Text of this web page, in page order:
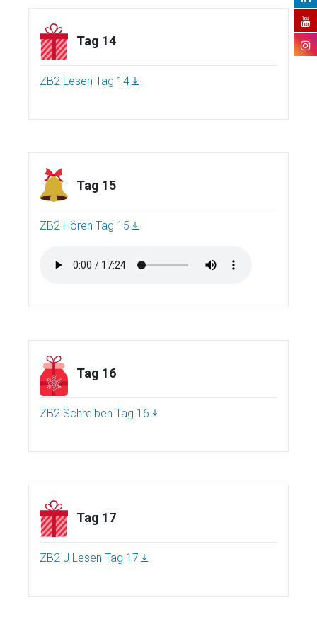
Tag 14
ZB2 Lesen Tag 14
Tag 15
ZB2 Hören Tag 15
Tag 16
ZB2 Schreiben Tag 16
Tag 17
ZB2 J Lesen Tag 17